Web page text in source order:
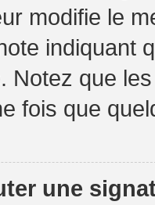
modifie le
indiquant
Notez que
fois que
une